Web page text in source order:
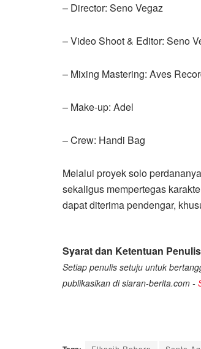
– Director: Seno Vegaz
– Video Shoot & Editor: Seno
– Mixing Mastering: Aves
– Make-up: Adel
– Crew: Handi Bag
Melalui proyek solo
sekaligus mempertegas
dapat diterima pendengar,
Syarat dan Ketentuan
Setiap penulis setuju untuk
publikasikan di siaran-berita.com -